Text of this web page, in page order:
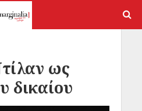
ως
δικαίου